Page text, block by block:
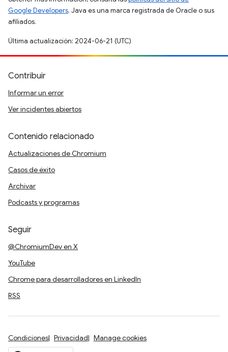
Google Developers. Java es una marca registrada de Oracle o sus
afiliados.
Última actualización: 2024-06-21 (UTC)
Contribuir
Informar un error
Ver incidentes abiertos
Contenido relacionado
Actualizaciones de Chromium
Casos de éxito
Archivar
Podcasts y programas
Seguir
@ChromiumDev en X
YouTube
Chrome para desarrolladores en LinkedIn
RSS
Condiciones Privacidad Manage cookies